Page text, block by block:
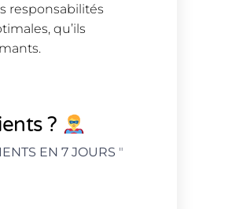
responsabilités
qu’ils
?
EN 7 JOURS "